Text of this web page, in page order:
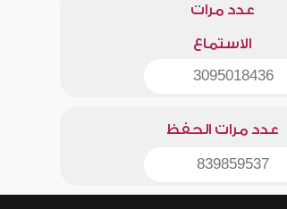
عدد مرات
الاستماع
3095018436
عدد مرات الحفظ
839859537